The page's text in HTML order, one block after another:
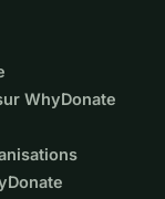
WhyDonate